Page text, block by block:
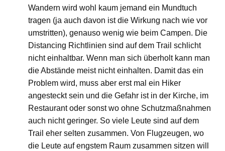
Wandern wird wohl kaum jemand ein Mundtuch
tragen (ja auch davon ist die Wirkung nach wie vor
umstritten), genauso wenig wie beim Campen. Die
Distancing Richtlinien sind auf dem Trail schlicht
nicht einhaltbar. Wenn man sich überholt kann man
die Abstände meist nicht einhalten. Damit das ein
Problem wird, muss aber erst mal ein Hiker
angesteckt sein und die Gefahr ist in der Kirche, im
Restaurant oder sonst wo ohne Schutzmaßnahmen
auch nicht geringer. So viele Leute sind auf dem
Trail eher selten zusammen. Von Flugzeugen, wo
die Leute auf engstem Raum zusammen sitzen will